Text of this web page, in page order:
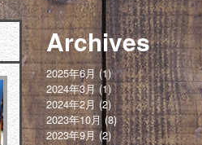
Archives
2025年6月(1)
2024年3月(1)
2024年2月 (2)
2023年10月 (8)
2023年9月(2)